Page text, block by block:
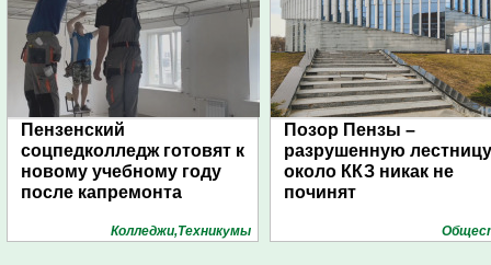
Пензенский
соцпедколледж готовят к
новому учебному году
после капремонта
Колледжи,Техникумы
Позор Пензы –
разрушенную лестницу
около ККЗ никак не
починят